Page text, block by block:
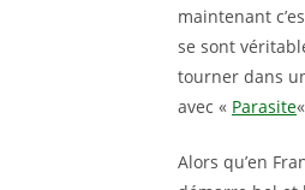
maintenant
se sont
tourner dans
avec « Parasite
Alors qu’en